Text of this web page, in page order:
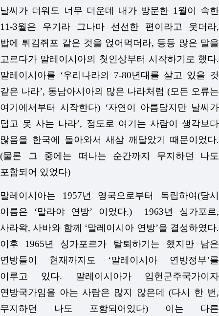
날씨가 더워도 너무 더운데 내가 방문한 1월이 속한
11-3월은 우기라 그나마 선선한 편이라고 웃더라,
밥에 튀김쥐포 같은 것을 얹어먹더라, 등등 많은 말을
고르다가 말레이시아의 첫인상부터 시작하기로 했다.
말레이시아를 ‘우리나라의 7-80년대를 살고 있을 것
같은 나라’, 동남아시아의 많은 나라처럼 (모든 오류는
여기에서부터 시작한다) ‘자연이 아름답지만 날씨가
덥고 못 사는 나라’, 정도로 여기는 사람이 생각보다
많음을 한국에 돌아와서 새삼 깨달았기 때문이었다.
(물론 그 중에는 떠나는 순간까지 무지하던 나도
포함되어 있었다)
말레이시아는 1957년 영국으로부터 독립하여(당시
이름은 ‘말라야 연방’ 이었다.) 1963년 싱가포르,
사라왁, 사바와 함께 ‘말레이시아 연방’을 결성하였다.
이후 1965년 싱가포르가 탈퇴하기는 했지만 남은
연방들이 현재까지도 ‘말레이시아 연방정부’를
이루고 있다. 말레이시아가 입헌군주국가이자
연방국가임을 아는 사람은 많지 않은데 (다시 한 번,
무지하던 나도 포함되어있다) 이는 다른